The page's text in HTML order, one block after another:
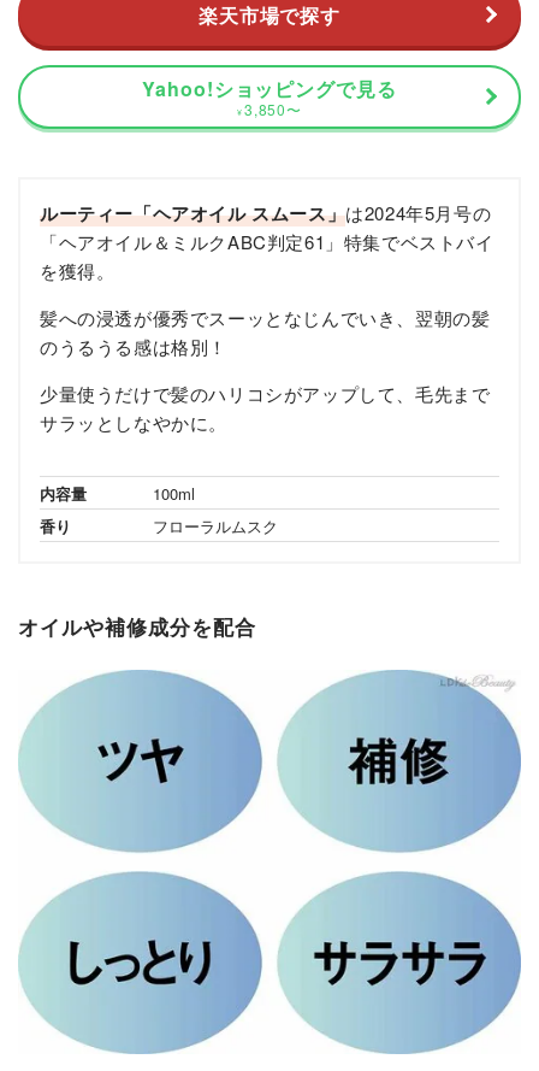
楽天市場で探す
Yahoo!ショッピングで見る
¥ 3,850〜
ルーティー「ヘアオイル スムース」は2024年5月号の
「ヘアオイル＆ミルクABC判定61」特集でベストバイ
を獲得。
髪への浸透が優秀でスーッとなじんでいき、翌朝の髪
のうるうる感は格別！
少量使うだけで髪のハリコシがアップして、毛先まで
サラッとしなやかに。
内容量
100ml
香り
フローラルムスク
オイルや補修成分を配合